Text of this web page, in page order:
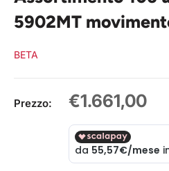
5902MT
BETA
Prezzo:
Prezzo
€1.661,00